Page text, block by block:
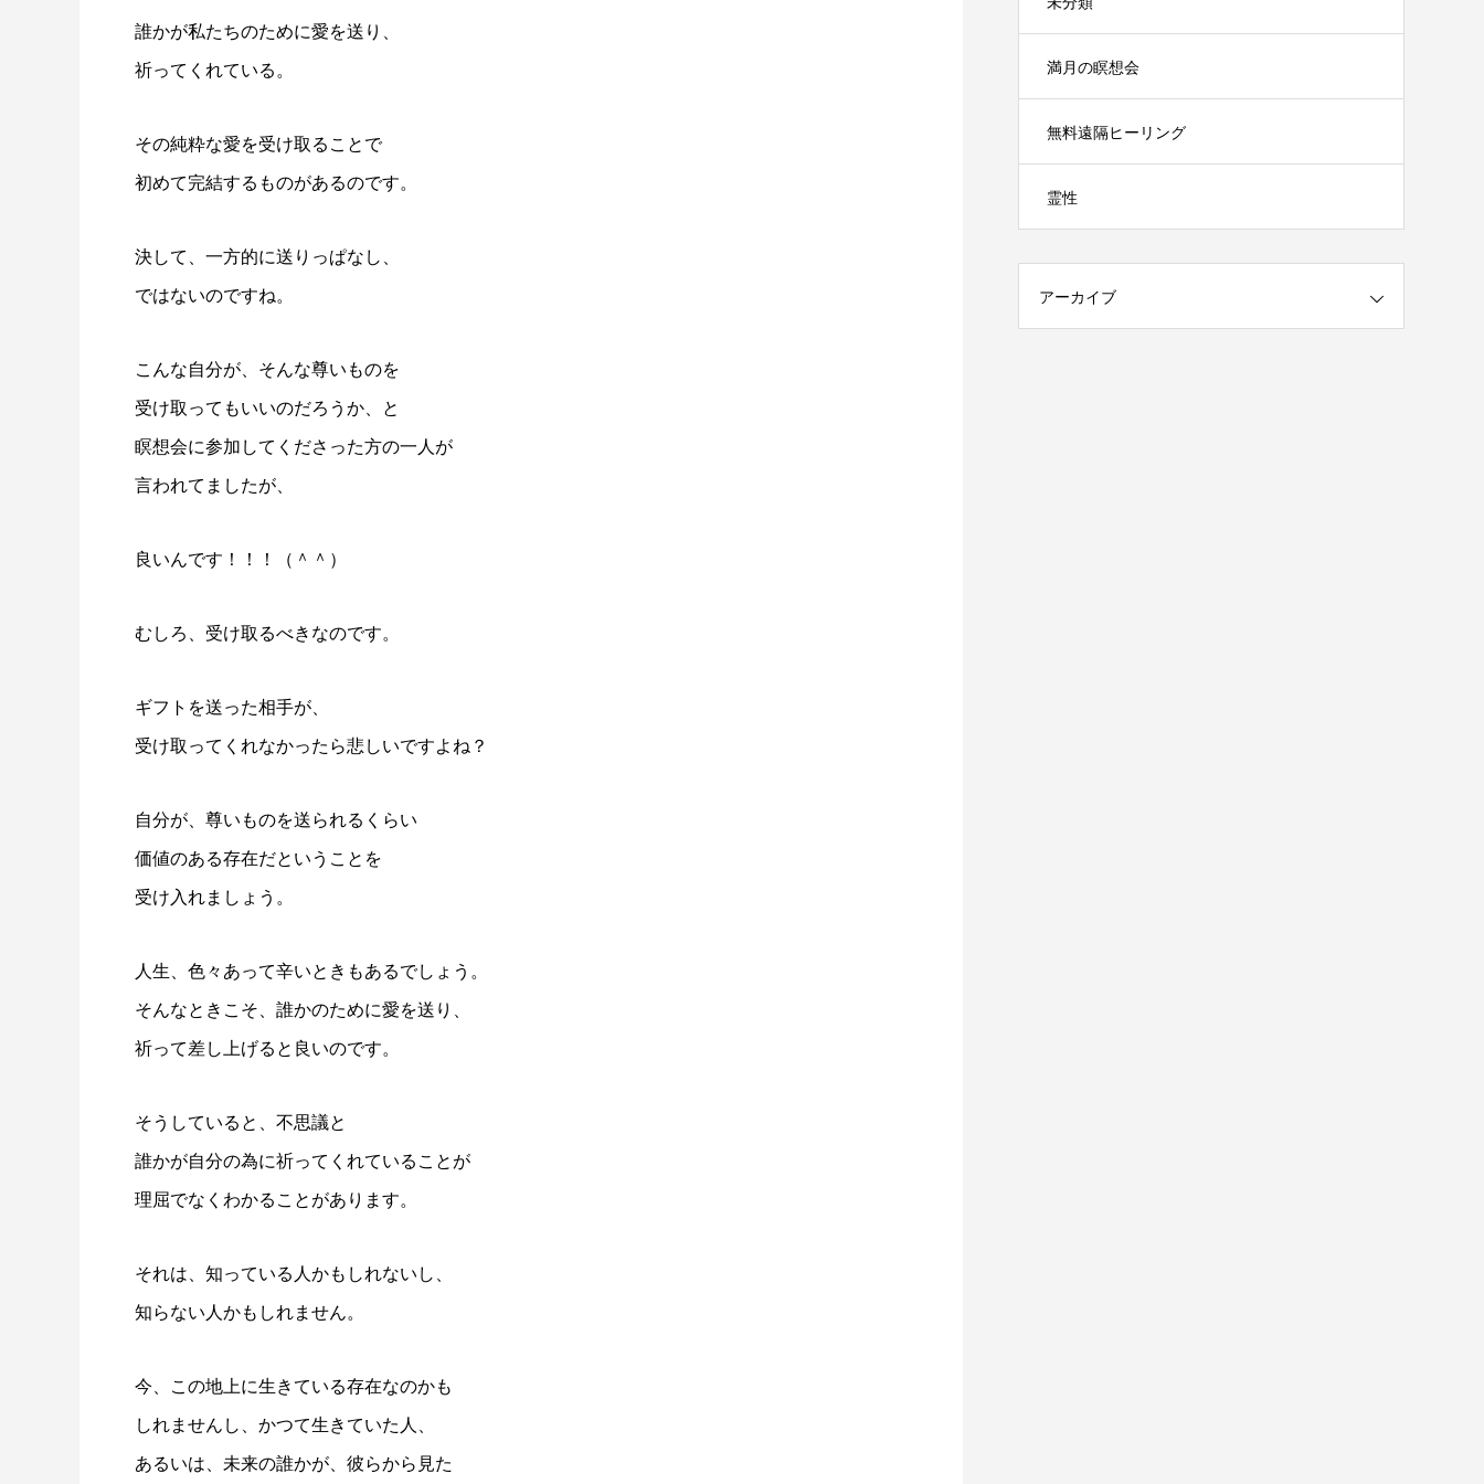
誰かが私たちのために愛を送り、
祈ってくれている。
その純粋な愛を受け取ることで
初めて完結するものがあるのです。
決して、一方的に送りっぱなし、
ではないのですね。
こんな自分が、そんな尊いものを
受け取ってもいいのだろうか、と
瞑想会に参加してくださった方の一人が
言われてましたが、
良いんです！！！（＾＾）
むしろ、受け取るべきなのです。
ギフトを送った相手が、
受け取ってくれなかったら悲しいですよね？
自分が、尊いものを送られるくらい
価値のある存在だということを
受け入れましょう。
人生、色々あって辛いときもあるでしょう。
そんなときこそ、誰かのために愛を送り、
祈って差し上げると良いのです。
そうしていると、不思議と
誰かが自分の為に祈ってくれていることが
理屈でなくわかることがあります。
それは、知っている人かもしれないし、
知らない人かもしれません。
今、この地上に生きている存在なのかも
しれませんし、かつて生きていた人、
あるいは、未来の誰かが、彼らから見た
満月の瞑想会
無料遠隔ヒーリング
霊性
アーカイブ